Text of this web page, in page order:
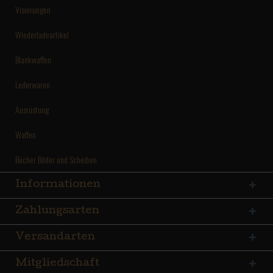
Visierungen
Wiederladeartikel
Blankwaffen
Lederwaren
Ausrüstung
Waffen
Bücher Bilder und Scheiben
Informationen
Zahlungsarten
Versandarten
Mitgliedschaft